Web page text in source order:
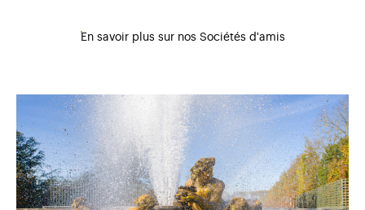
En savoir plus sur nos Sociétés d'amis